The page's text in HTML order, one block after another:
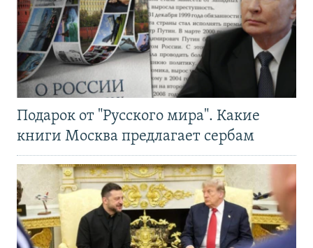
Подарок от "Русского мира". Какие
книги Москва предлагает сербам